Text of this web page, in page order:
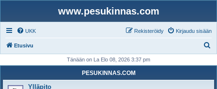
www.pesukinnas.com
UKK Kirjaudu sisään
Rekisteröidy
Etusivu
i
Tänään on La Elo 08, 2026 3:37 pm
PESUKINNAS.COM
Ylläpito